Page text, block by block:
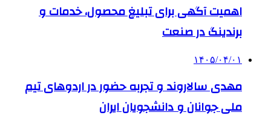
اهمیت آگهی برای تبلیغ محصول، خدمات و
برندینگ در صنعت
۱۴۰۵/۰۴/۰۱
مهدی سالاروند و تجربه حضور در اردوهای تیم
ملی جوانان و دانشجویان ایران